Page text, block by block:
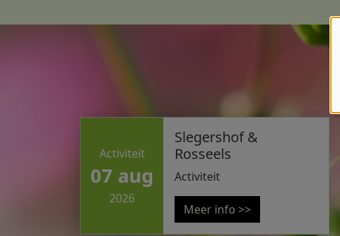
Activiteit
07 aug
2026
Slegershof &
Rosseels
Activiteit
Meer info >>